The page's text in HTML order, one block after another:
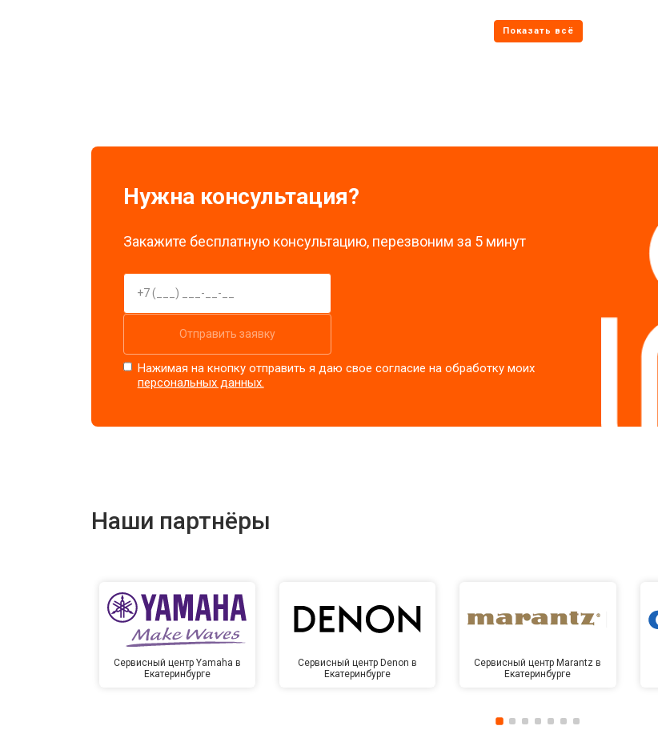
от 40 мин
Нужна консультация?
Закажите бесплатную консультацию, перезвоним за 5 минут
Отправить заявку
Нажимая на кнопку отправить я даю свое согласие на обработку моих
персональных данных.
Наши партнёры
Сервисный центр Yamaha в
Екатеринбурге
Сервисный центр Denon в
Екатеринбурге
Сервисный центр Marantz в
Екатеринбурге